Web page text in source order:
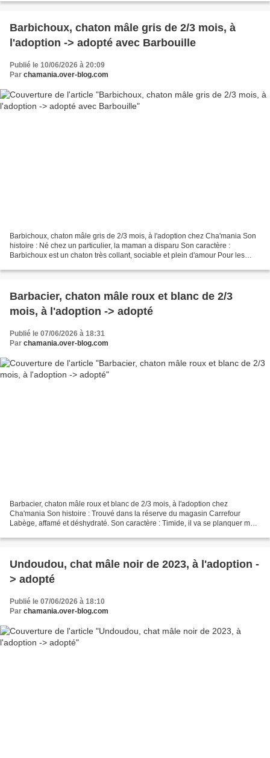
Barbichoux, chaton mâle gris de 2/3 mois, à
l'adoption -> adopté avec Barbouille
Publié le 10/06/2026 à 20:09
Par chamania.over-blog.com
Barbichoux, chaton mâle gris de 2/3 mois, à l'adoption chez Cha'mania Son
histoire : Né chez un particulier, la maman a disparu Son caractère :
Barbichoux est un chaton très collant, sociable et plein d'amour Pour les
Barbacier, chaton mâle roux et blanc de 2/3
mois, à l'adoption -> adopté
Publié le 07/06/2026 à 18:31
Par chamania.over-blog.com
Barbacier, chaton mâle roux et blanc de 2/3 mois, à l'adoption chez
Cha'mania Son histoire : Trouvé dans la réserve du magasin Carrefour
Labège, affamé et déshydraté. Son caractère : Timide, il va se planquer mais
Undoudou, chat mâle noir de 2023, à l'adoption -
> adopté
Publié le 07/06/2026 à 18:10
Par chamania.over-blog.com